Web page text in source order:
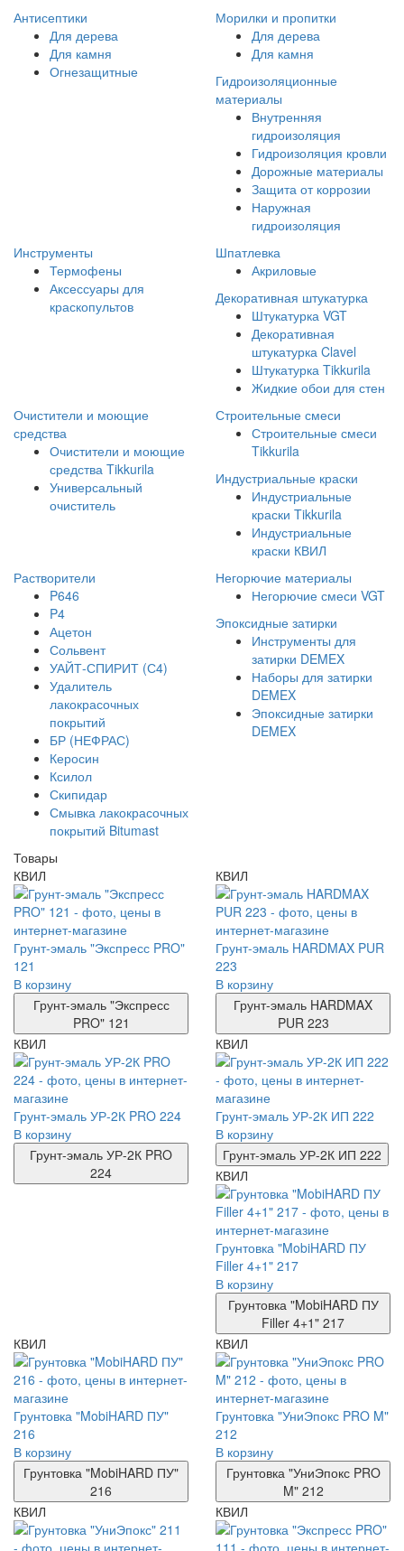
Антисептики
Для дерева
Для камня
Огнезащитные
Морилки и пропитки
Для дерева
Для камня
Гидроизоляционные
материалы
Внутренняя
гидроизоляция
Гидроизоляция кровли
Дорожные материалы
Защита от коррозии
Наружная
гидроизоляция
Инструменты
Термофены
Аксессуары для
краскопультов
Шпатлевка
Акриловые
Декоративная штукатурка
Штукатурка VGT
Декоративная
штукатурка Clavel
Штукатурка Tikkurila
Жидкие обои для стен
Очистители и моющие
средства
Очистители и моющие
средства Tikkurila
Универсальный
очиститель
Строительные смеси
Строительные смеси
Tikkurila
Индустриальные краски
Индустриальные
краски Tikkurila
Индустриальные
краски КВИЛ
Растворители
P646
P4
Ацетон
Сольвент
УАЙТ-СПИРИТ (С4)
Удалитель
лакокрасочных
покрытий
БР (НЕФРАС)
Керосин
Ксилол
Скипидар
Смывка лакокрасочных
покрытий Bitumast
Негорючие материалы
Негорючие смеси VGT
Эпоксидные затирки
Инструменты для
затирки DEMEX
Наборы для затирки
DEMEX
Эпоксидные затирки
DEMEX
Товары
КВИЛ
Грунт-эмаль "Экспресс PRO"
121
В корзину
Грунт-эмаль "Экспресс
PRO" 121
КВИЛ
Грунт-эмаль HARDMAX PUR
223
В корзину
Грунт-эмаль HARDMAX
PUR 223
КВИЛ
Грунт-эмаль УР-2К PRO 224
В корзину
Грунт-эмаль УР-2К PRO
224
КВИЛ
Грунт-эмаль УР-2К ИП 222
В корзину
Грунт-эмаль УР-2К ИП 222
КВИЛ
Грунтовка "MobiHARD ПУ
Filler 4+1" 217
В корзину
Грунтовка "MobiHARD ПУ
Filler 4+1" 217
КВИЛ
Грунтовка "MobiHARD ПУ"
216
В корзину
Грунтовка "MobiHARD ПУ"
216
КВИЛ
Грунтовка "УниЭпокс PRO M"
212
В корзину
Грунтовка "УниЭпокс PRO
M" 212
КВИЛ
КВИЛ